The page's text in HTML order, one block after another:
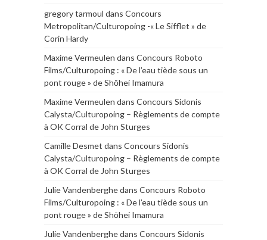
gregory tarmoul dans Concours
Metropolitan/Culturopoing -« Le Sifflet » de
Corin Hardy
Maxime Vermeulen dans Concours Roboto
Films/Culturopoing : « De l’eau tiède sous un
pont rouge » de Shōhei Imamura
Maxime Vermeulen dans Concours Sidonis
Calysta/Culturopoing – Règlements de compte
à OK Corral de John Sturges
Camille Desmet dans Concours Sidonis
Calysta/Culturopoing – Règlements de compte
à OK Corral de John Sturges
Julie Vandenberghedans Concours Roboto
Films/Culturopoing : « De l’eau tiède sous un
pont rouge » de Shōhei Imamura
Julie Vandenberghedans Concours Sidonis